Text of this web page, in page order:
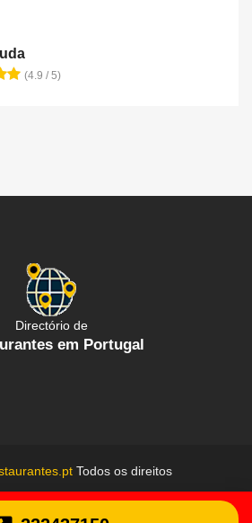
(4.9 / 5)
Directório de
em Portugal
Todos os direitos